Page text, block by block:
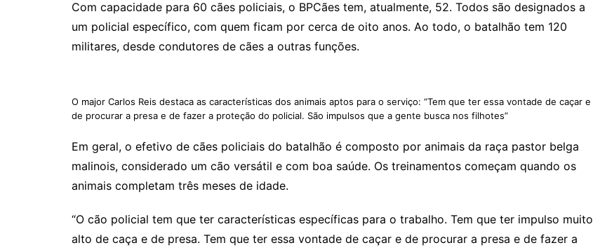
Com capacidade para 60 cães policiais, o BPCães tem, atualmente, 52. Todos são designados a
um policial específico, com quem ficam por cerca de oito anos. Ao todo, o batalhão tem 120
militares, desde condutores de cães a outras funções.
O major Carlos Reis destaca as características dos animais aptos para o serviço: “Tem que ter essa vontade de caçar e
de procurar a presa e de fazer a proteção do policial. São impulsos que a gente busca nos filhotes”
Em geral, o efetivo de cães policiais do batalhão é composto por animais da raça pastor belga
malinois, considerado um cão versátil e com boa saúde. Os treinamentos começam quando os
animais completam três meses de idade.
“O cão policial tem que ter características específicas para o trabalho. Tem que ter impulso muito
alto de caça e de presa. Tem que ter essa vontade de caçar e de procurar a presa e de fazer a